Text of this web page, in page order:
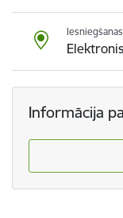
Informācija